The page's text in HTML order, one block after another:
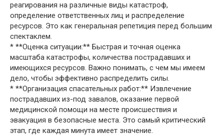
реагирования на различные виды катастроф,
определение ответственных лиц и распределение
ресурсов. Это как генеральная репетиция перед большим
спектаклем.
* **Оценка ситуации:** Быстрая и точная оценка
масштаба катастрофы, количества пострадавших и
имеющихся ресурсов. Важно понимать, с чем мы имеем
дело, чтобы эффективно распределить силы.
* **Организация спасательных работ:** Извлечение
пострадавших из-под завалов, оказание первой
медицинской помощи на месте происшествия и
эвакуация в безопасные места. Это самый критический
этап, где каждая минута имеет значение.